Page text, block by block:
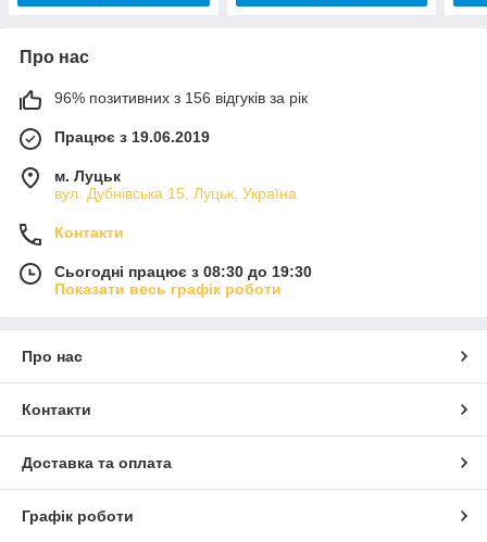
Про нас
96% позитивних з 156 відгуків за рік
Працює з 19.06.2019
м. Луцьк
вул. Дубнівська 15, Луцьк, Україна
Контакти
Сьогодні працює з 08:30 до 19:30
Показати весь графік роботи
Про нас
Контакти
Доставка та оплата
Графік роботи